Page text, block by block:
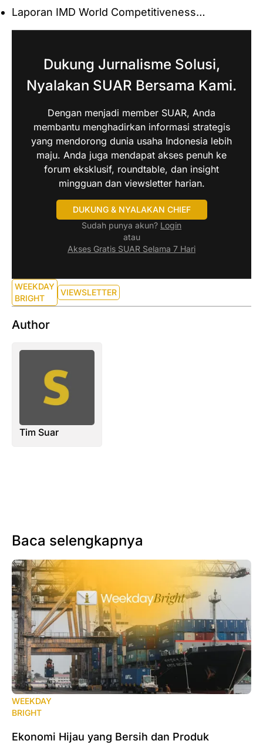
Laporan IMD World Competitiveness…
Dukung Jurnalisme Solusi,
Nyalakan SUAR Bersama Kami.
Dengan menjadi member SUAR, Anda
membantu menghadirkan informasi strategis
yang mendorong dunia usaha Indonesia lebih
maju. Anda juga mendapat akses penuh ke
forum eksklusif, roundtable, dan insight
mingguan dan viewsletter harian.
DUKUNG & NYALAKAN CHIEF
Sudah punya akun? Login
atau
Akses Gratis SUAR Selama 7 Hari
WEEKDAY
BRIGHT
VIEWSLETTER
Author
Tim Suar
Baca selengkapnya
WEEKDAY
BRIGHT
Ekonomi Hijau yang Bersih dan Produk